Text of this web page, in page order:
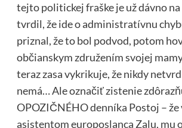
tejto politickej fraške je už dávno
tvrdil, že ide o administratívnu
priznal, že to bol podvod, potom
občianskym združením svojej
teraz zasa vykrikuje, že nikdy
nemá… Ale označiť zistenie
OPOZIČNÉHO denníka Postoj – že
asistentom europoslanca Zalu, mu